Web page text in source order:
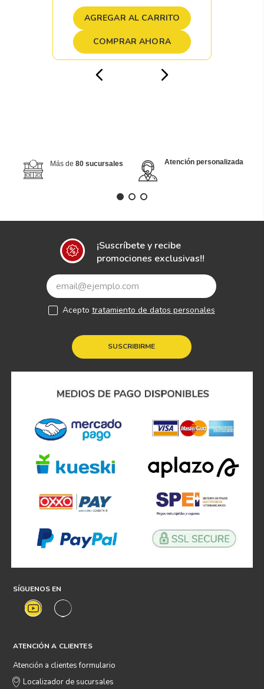
AGREGAR AL CARRITO
COMPRAR AHORA
Más de 80 sucursales Atención personalizada
¡Suscríbete y recibe
promociones exclusivas!!
SUSCRIBIRME
Acepto tratamiento de datos personales
SÍGUENOS EN
ATENCIÓN A CLIENTES
Atención a clientes formulario
Localizador de sucursales